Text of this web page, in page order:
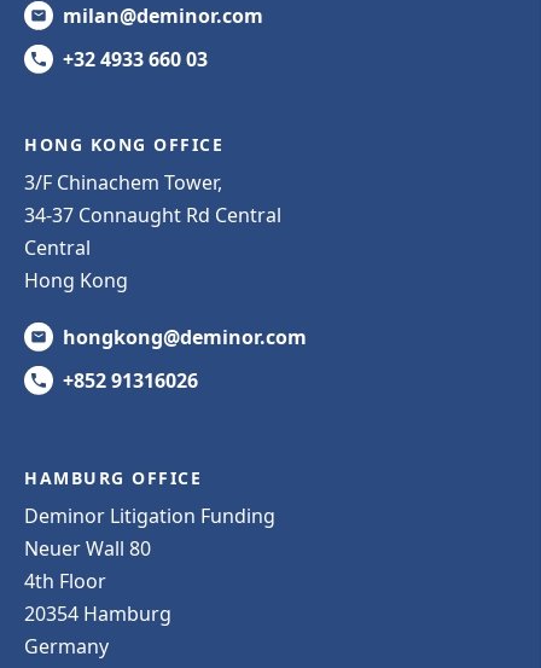
milan@deminor.com
+32 4933 660 03
HONG KONG OFFICE
3/F Chinachem Tower,
34-37 Connaught Rd Central
Central
Hong Kong
hongkong@deminor.com
+852 91316026
HAMBURG OFFICE
Deminor Litigation Funding
Neuer Wall 80
4th Floor
20354 Hamburg
Germany